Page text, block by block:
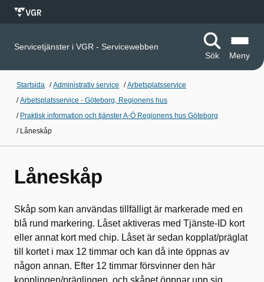
Servicetjänster i VGR - Servicewebben
Sök
Meny
Startsida /Administrativ service /Arbetsplatsservice
/Arbetsplatsservice - Göteborg, Regionens hus
/ Praktisk information och tjänster A-Ö Regionens hus Göteborg
/ Låneskåp
Låneskåp
Skåp som kan användas tillfälligt är markerade med en
blå rund markering. Låset aktiveras med Tjänste-ID kort
eller annat kort med chip. Låset är sedan kopplat/präglat
till kortet i max 12 timmar och kan då inte öppnas av
någon annan. Efter 12 timmar försvinner den här
kopplingen/präglingen, och skåpet öppnar upp sig